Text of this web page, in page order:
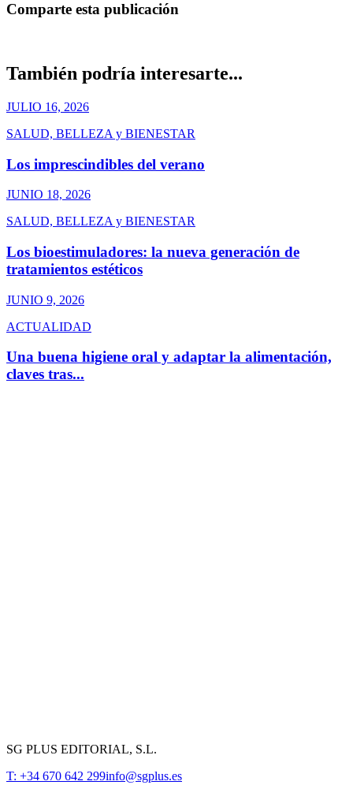
Comparte esta publicación
También podría interesarte...
JULIO 16, 2026
SALUD, BELLEZA y BIENESTAR
Los imprescindibles del verano
JUNIO 18, 2026
SALUD, BELLEZA y BIENESTAR
Los bioestimuladores: la nueva generación de
tratamientos estéticos
JUNIO 9, 2026
ACTUALIDAD
Una buena higiene oral y adaptar la alimentación,
claves tras...
SG PLUS EDITORIAL, S.L.
T: +34 670 642 299info@sgplus.es